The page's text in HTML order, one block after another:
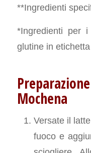
**Ingredienti
*Ingredienti per i
glutine in
Mochena
Versate il
fuoco e